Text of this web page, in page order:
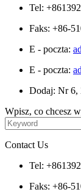
Tel:
Faks: +86-
E - poczta:
E - poczta:
Dodaj: Nr 6,
Wpisz, co chcesz
Contact Us
Tel:
Faks: +86-